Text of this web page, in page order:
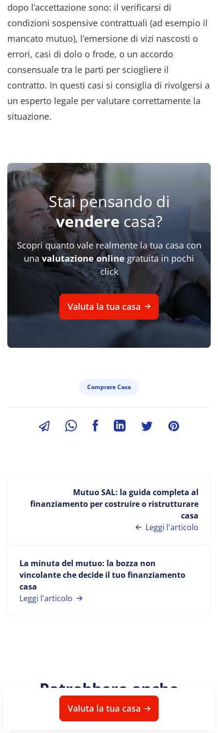
dopo l’accettazione sono: il verificarsi di
condizioni sospensive contrattuali (ad esempio il
mancato mutuo), l’emersione di vizi nascosti o
errori, casi di dolo o frode, o un accordo
consensuale tra le parti per sciogliere il
contratto. In questi casi si consiglia di rivolgersi a
un esperto legale per valutare correttamente la
situazione.
Stai pensando di
vendere casa?
Scopri quanto vale realmente la tua casa con
una valutazione onlinegratuita in pochi
click
Valuta la tua casa
Comprare Casa
Mutuo SAL: la guida completa al
finanziamento per costruire o ristrutturare
casa
Leggi l'articolo
La minuta del mutuo: la bozza non
vincolante che decide il tuo finanziamento
casa
Leggi l'articolo
Potrebbero anche
interessarti
Valuta la tua casa